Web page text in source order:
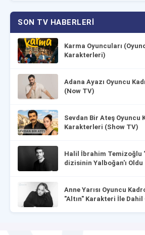
SON TV HABERLERI
Karma Oyuncuları
Karakterleri)
Adana Ayazı Oyuncu
(Now TV)
Sevdan Bir Ateş Oyuncu
Karakterleri (Show TV)
Halil İbrahim Temizoğlu
dizisinin Yalboğan'ı Oldu
Anne Yarısı Oyuncu
"Altın" Karakteri İle Dahil